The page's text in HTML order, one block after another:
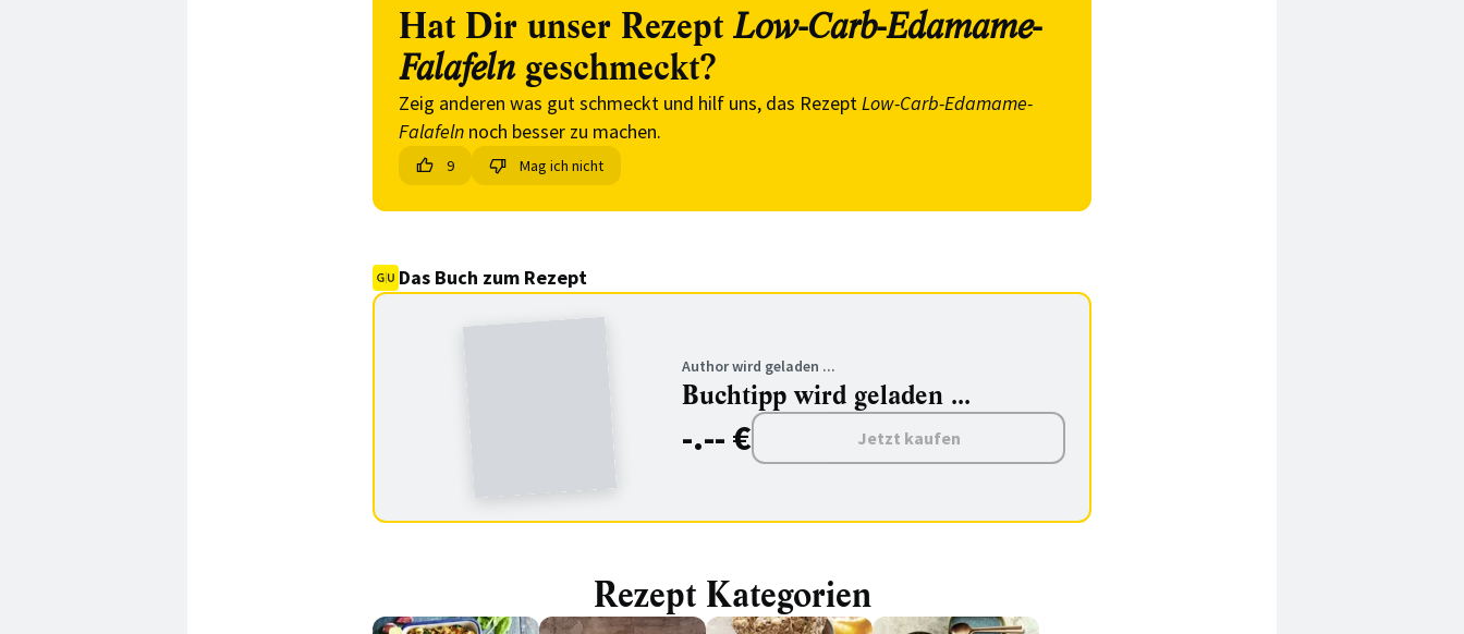
Hat Dir unser Rezept Low-Carb-Edamame-
Falafelngeschmeckt?
Zeig anderen was gut schmeckt und hilf uns, das RezeptLow-Carb-Edamame-
Falafeln noch besser zu machen.
9 Mag ich nicht
Das Buch zum Rezept
Author wird geladen ...
Buchtipp wird geladen ...
-.-- € Jetzt kaufen
Rezept Kategorien